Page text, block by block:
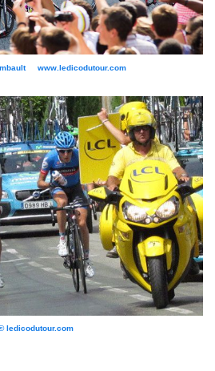
www.ledicodutour.com
ledicodutour.com